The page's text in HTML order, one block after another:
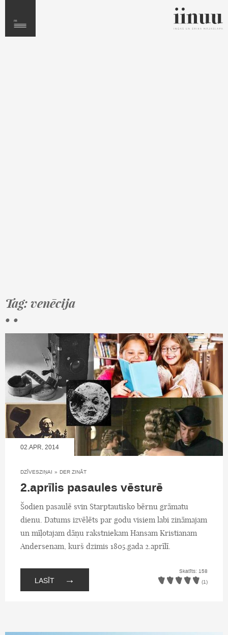
Tag: venēcija
• •
02.APR, 2014
DZĪVESZIŅAI » DER ZINĀT
2.aprīlis pasaules vēsturē
Šodien pasaulē svin Starptautisko bērnu grāmatu
dienu. Datums izvēlēts par godu visiem labi zināmajam
un mīļotajam dāņu rakstniekam Hansam Kristianam
Andersenam, kurš dzimis 1805.gada 2.aprīlī.
LASĪT →
Skatīts: 158
(1)